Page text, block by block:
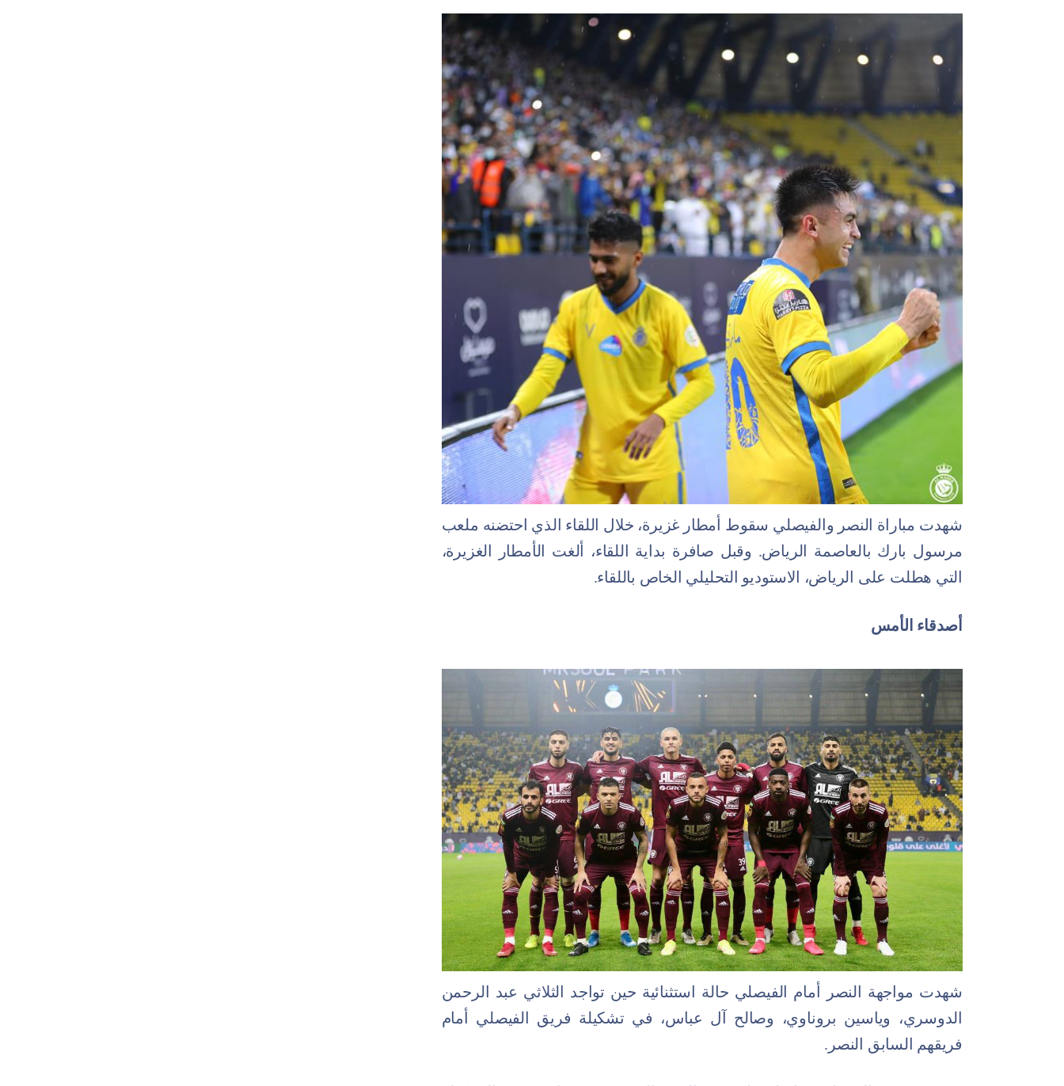
شهدت مباراة النصر والفيصلي سقوط أمطار غزيرة، خلال اللقاء الذي احتضنه ملعب
مرسول بارك بالعاصمة الرياض. وقبل صافرة بداية اللقاء، ألغت الأمطار الغزيرة،
التي هطلت على الرياض، الاستوديو التحليلي الخاص باللقاء.
أصدقاء الأمس
شهدت مواجهة النصر أمام الفيصلي حالة استثنائية حين تواجد الثلاثي عبد الرحمن
الدوسري، وياسين بروناوي، وصالح آل عباس، في تشكيلة فريق الفيصلي أمام
فريقهم السابق النصر.